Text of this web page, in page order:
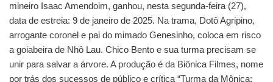
mineiro Isaac Amendoim, ganhou, nesta segunda-feira (27),
data de estreia: 9 de janeiro de 2025. Na trama, Dotô Agripino,
arrogante coronel e pai do mimado Genesinho, coloca em risco
a goiabeira de Nhô Lau. Chico Bento e sua turma precisam se
unir para salvar a árvore. A produção é da Biônica Filmes, nome
por trás dos sucessos de público e crítica “Turma da Mônica: